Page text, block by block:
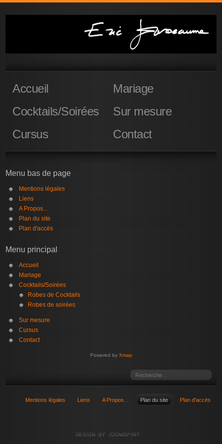
Accueil
Mariage
Cocktails/Soirées
Sur mesure
Cursus
Contact
Menu bas de page
Mentions légales
Liens
A Propos...
Plan du site
Plan d'accès
Menu principal
Accueil
Mariage
Cocktails/Soirées
Robes de Cocktails
Robes de soirées
Sur mesure
Cursus
Contact
Powered byXmap
Mentions légales Liens A Propos... Plan du site Plan d'accès